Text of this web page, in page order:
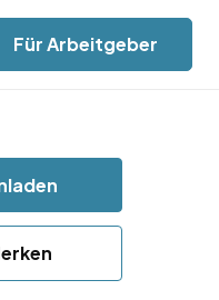
Für Arbeitgeber